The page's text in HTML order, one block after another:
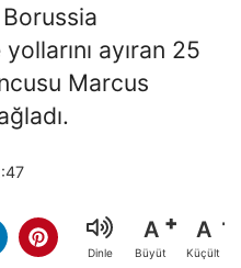
ayıran 25
Marcus
Dinle
A
Büyüt
A
Küçült